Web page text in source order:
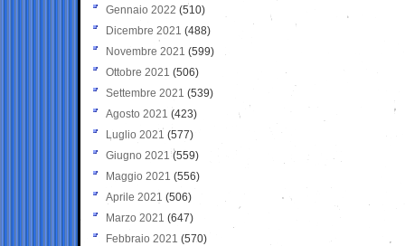
Gennaio 2022 (510)
Dicembre 2021 (488)
Novembre 2021 (599)
Ottobre 2021 (506)
Settembre 2021 (539)
Agosto 2021 (423)
Luglio 2021 (577)
Giugno 2021(559)
Maggio 2021 (556)
Aprile 2021 (506)
Marzo 2021 (647)
Febbraio 2021 (570)